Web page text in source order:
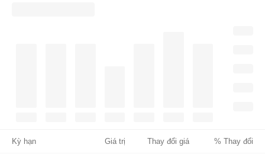
Kỳ hạn Giá trị Thay đổi giá % Thay đổi